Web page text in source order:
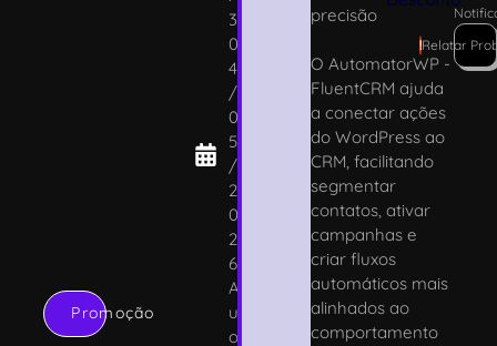
Promoção
3
0
4
/
0
5
/
2
0
2
6
A
ut
o
precisão
O AutomatorWP -
FluentCRM ajuda
a conectar ações
do WordPress ao
CRM, facilitando
segmentar
contatos, ativar
campanhas e
criar fluxos
automáticos mais
alinhados ao
comportamento
!Relatar